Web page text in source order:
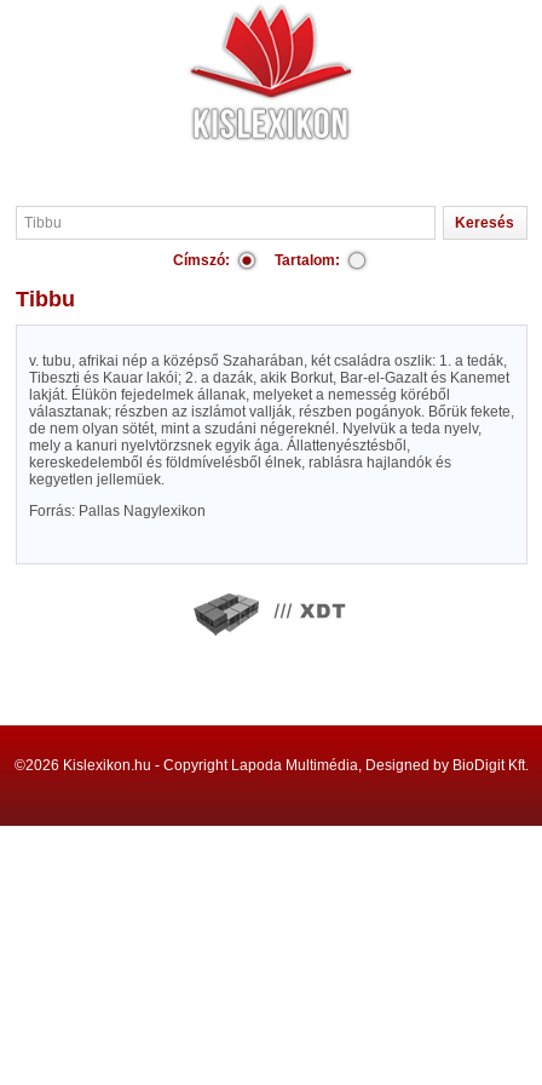
Címszó: Tartalom:
Tibbu
v. tubu, afrikai nép a középső Szaharában, két családra oszlik: 1. a tedák,
Tibeszti és Kauar lakói; 2. a dazák, akik Borkut, Bar-el-Gazalt és Kanemet
lakját. Élükön fejedelmek állanak, melyeket a nemesség köréből
választanak; részben az iszlámot vallják, részben pogányok. Bőrük fekete,
de nem olyan sötét, mint a szudáni négereknél. Nyelvük a teda nyelv,
mely a kanuri nyelvtörzsnek egyik ága. Állattenyésztésből,
kereskedelemből és földmívelésből élnek, rablásra hajlandók és
kegyetlen jellemüek.
Forrás: Pallas Nagylexikon
©2026 Kislexikon.hu - Copyright Lapoda Multimédia, Designed by BioDigit Kft.